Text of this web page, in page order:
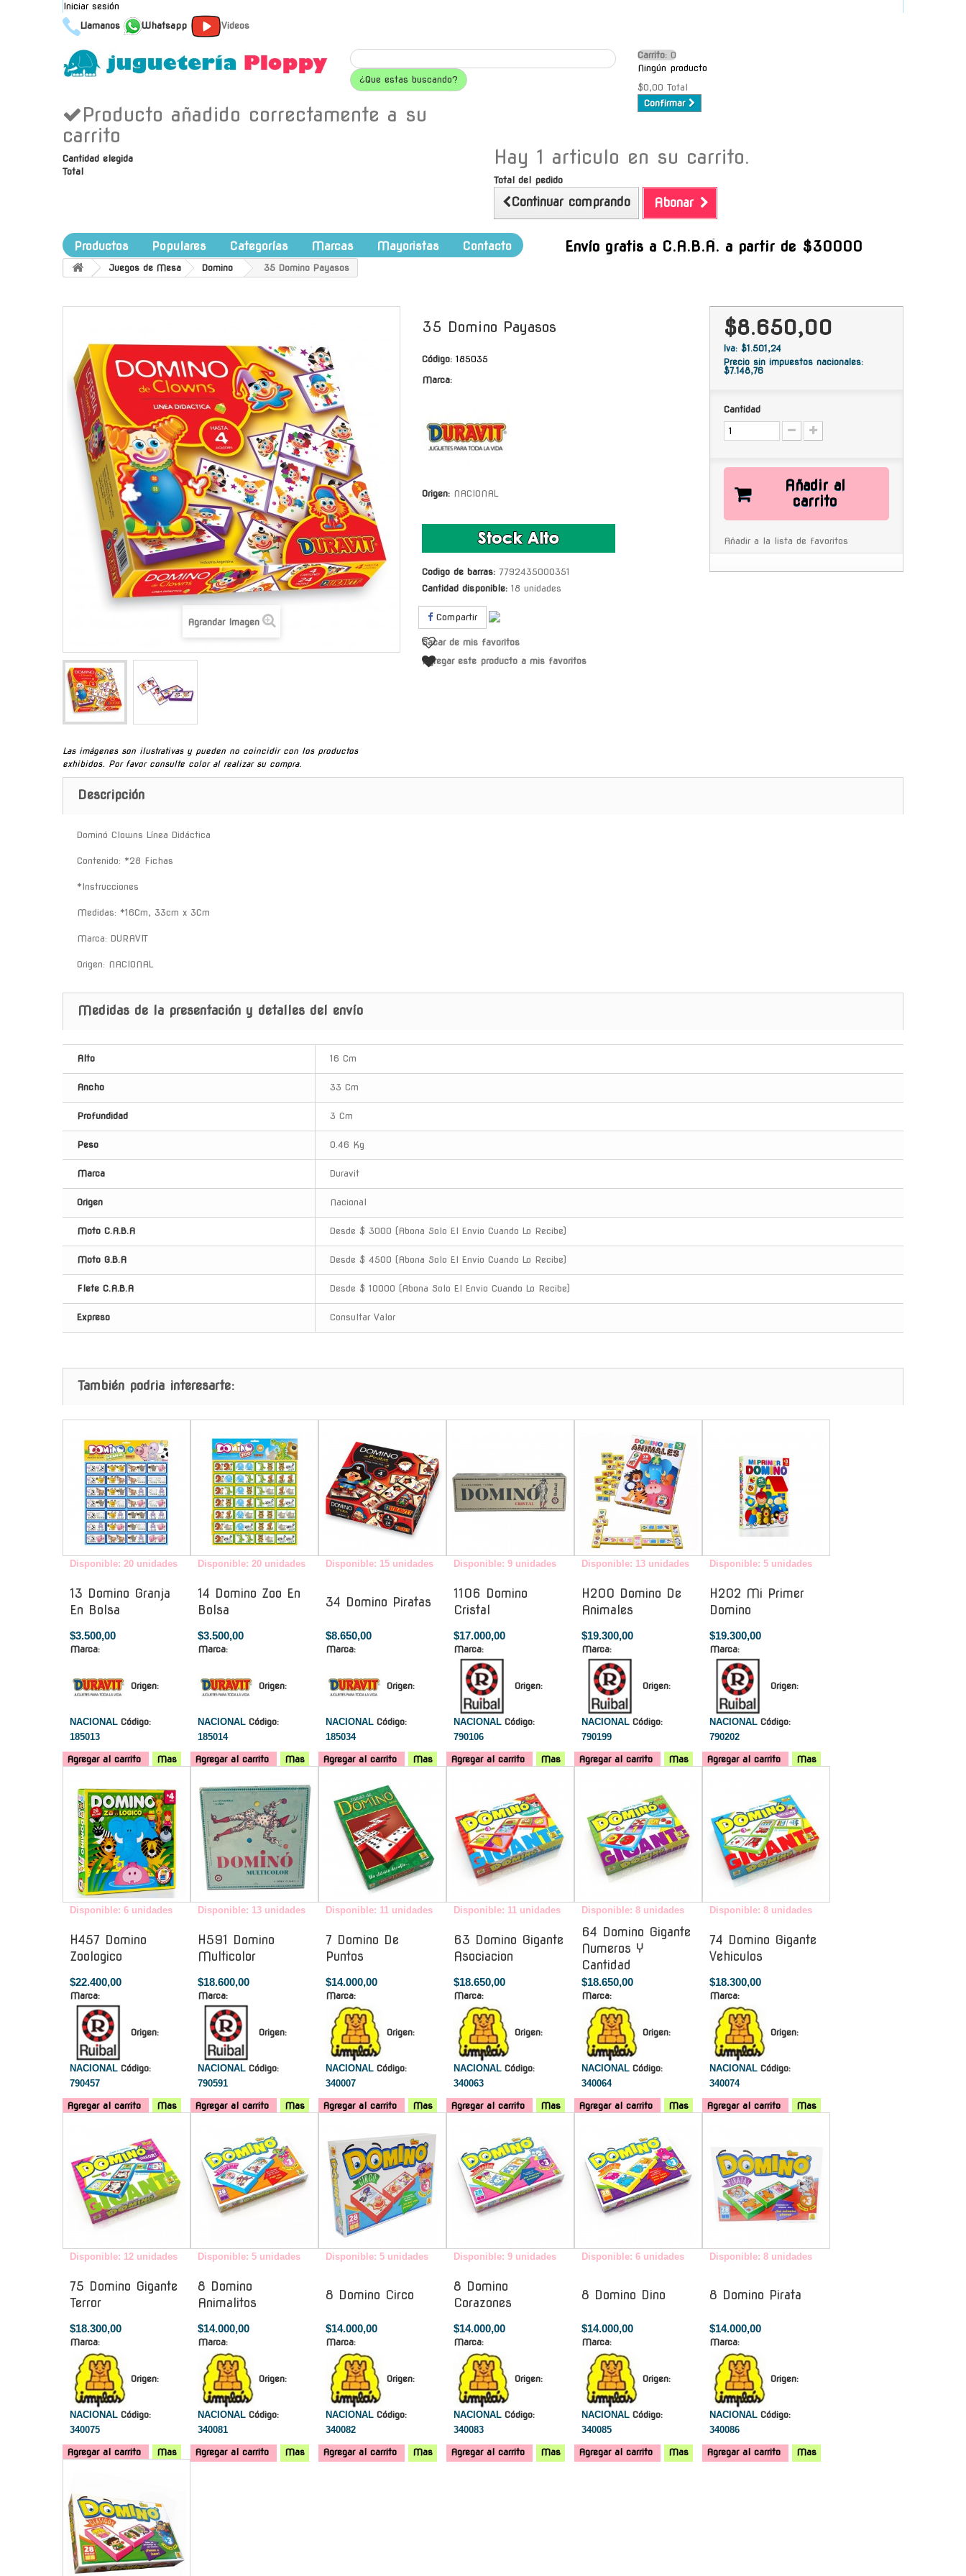
Iniciar sesión
Llamanos
Whatsapp Videos
¿Que estas buscando?
Carrito: O
Ningún producto
$0,00 Total
Confirmar
Producto añadido correctamente a su
carrito
Cantidad elegida
Total
Hay 1 articulo en su carrito.
Total del pedido
Continuar comprando Abonar
Productos Populares Categorías Marcas Mayoristas Contacto
-
Envío gratis a C.A.B.A. a partir de $30000
Juegos de Mesa Domino 35 Domino Payasos
Agrandar Imagen
Las imágenes son ilustrativas y pueden no coincidir con los productos
exhibidos. Por favor consulte color al realizar su compra.
35 Domino Payasos
Código: 185035
Marca:
Origen: NACIONAL
Codigo de barras: 7792435000351
Cantidad disponible: 18 unidades
Compartir
Sacar de mis favoritos
Agregar este producto a mis favoritos
$8.650,00
Iva: $1.501,24
Precio sin impuestos nacionales:
$7.148,76
Cantidad
Añadir al
carrito
Añadir a la lista de favoritos
Descripción
Dominó Clowns Línea Didáctica
Contenido: *28 Fichas
*Instrucciones
Medidas: *16Cm, 33cm x 3Cm
Marca: DURAVIT
Origen: NACIONAL
Medidas de la presentación y detalles del envío
Alto 16 Cm
Ancho 33 Cm
Profundidad 3 Cm
Peso 0.46 Kg
Marca Duravit
Origen Nacional
Moto C.A.B.A Desde $ 3000 (Abona Solo El Envio Cuando Lo Recibe)
Moto G.B.A Desde $ 4500 (Abona Solo El Envio Cuando Lo Recibe)
Flete C.A.B.A Desde $ 10000 (Abona Solo El Envio Cuando Lo Recibe)
Expreso Consultar Valor
También podria interesarte:
Disponible: 20 unidades
13 Domino Granja
En Bolsa
$3.500,00
Marca:
Origen:
NACIONAL Código:
185013
Agregar al carrito Mas
Disponible: 20 unidades
14 Domino Zoo En
Bolsa
$3.500,00
Marca:
Origen:
NACIONAL Código:
185014
Agregar al carrito Mas
Disponible: 15 unidades
34 Domino Piratas
$8.650,00
Marca:
Origen:
NACIONAL Código:
185034
Agregar al carrito Mas
Disponible: 9 unidades
1106 Domino
Cristal
$17.000,00
Marca:
Origen:
NACIONAL Código:
790106
Agregar al carrito Mas
Disponible: 13 unidades
H200 Domino De
Animales
$19.300,00
Marca:
Origen:
NACIONAL Código:
790199
Agregar al carrito Mas
Disponible: 5 unidades
H202 Mi Primer
Domino
$19.300,00
Marca:
Origen:
NACIONAL Código:
790202
Agregar al carrito
Mas
Disponible: 6 unidades
H457 Domino
Zoologico
$22.400,00
Marca:
Origen:
NACIONAL Código:
790457
Agregar al carrito Mas
Disponible: 13 unidades
H591 Domino
Multicolor
$18.600,00
Marca:
Origen:
NACIONAL Código:
790591
Agregar al carrito Mas
Disponible: 11 unidades
7 Domino De
Puntos
$14.000,00
Marca:
Origen:
NACIONAL Código:
340007
Agregar al carrito Mas
Disponible: 11 unidades
63 Domino Gigante
Asociacion
$18.650,00
Marca:
Origen:
NACIONAL Código:
340063
Agregar al carrito Mas
Disponible: 8 unidades
64 Domino Gigante
Numeros Y
Cantidad
$18.650,00
Marca:
Origen:
NACIONAL Código:
340064
Agregar al carrito Mas
Disponible: 8 unidades
74 Domino Gigante
Vehiculos
$18.300,00
Marca:
Origen:
NACIONAL Código:
340074
Agregar al carrito
Mas
Disponible: 12 unidades
75 Domino Gigante
Terror
$18.300,00
Marca:
Origen:
NACIONAL Código:
340075
Agregar al carrito Mas
Disponible: 5 unidades
8 Domino
Animalitos
$14.000,00
Marca:
Origen:
NACIONAL Código:
340081
Agregar al carrito Mas
Disponible: 5 unidades
8 Domino Circo
$14.000,00
Marca:
Origen:
NACIONAL Código:
340082
Agregar al carrito Mas
Disponible: 9 unidades
8 Domino
Corazones
$14.000,00
Marca:
Origen:
NACIONAL Código:
340083
Agregar al carrito Mas
Disponible: 6 unidades
8 Domino Dino
$14.000,00
Marca:
Origen:
NACIONAL Código:
340085
Agregar al carrito Mas
Disponible: 8 unidades
8 Domino Pirata
$14.000,00
Marca:
Origen:
NACIONAL Código:
340086
Agregar al carrito
Mas